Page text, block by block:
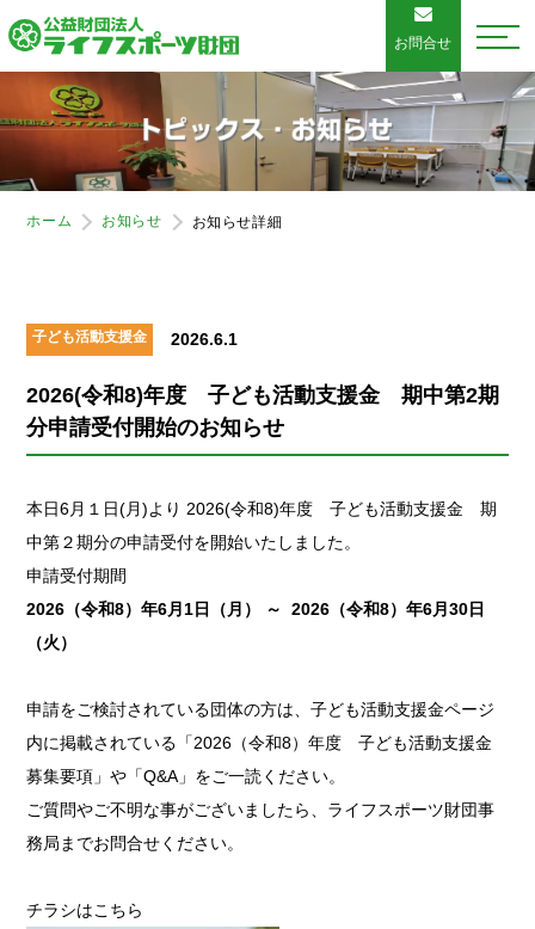
お問合せ
ホーム お知らせ お知らせ詳細
子ども活動支援金 2026.6.1
2026(令和8)年度 子ども活動支援金 期中第2期
分申請受付開始のお知らせ
本日6月１日(月)より 2026(令和8)年度 子ども活動支援金 期
中第２期分の申請受付を開始いたしました。
申請受付期間
2026 （令和8）年6月1日（月） ～ 2026（令和8）年6月30日
（火）
申請をご検討されている団体の方は、子ども活動支援金ページ
内に掲載されている「2026（令和8）年度 子ども活動支援金
募集要項」や「Q&A」をご一読ください。
ご質問やご不明な事がございましたら、ライフスポーツ財団事
務局までお問合せください。
チラシはこちら